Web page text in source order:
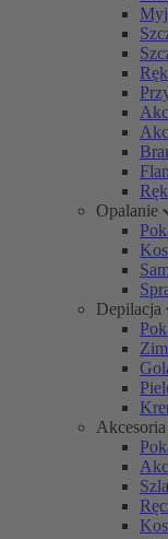
Opalanie
Depilacja